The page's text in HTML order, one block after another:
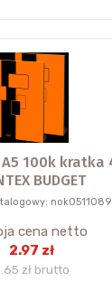
100k kratka
BUDGET
nok0511089
cena netto
2.97 zł
zł brutto